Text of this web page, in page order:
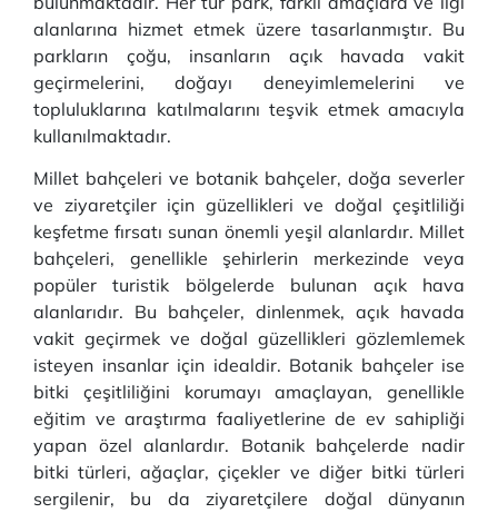
alanlarına hizmet etmek üzere tasarlanmıştır. Bu
parkların çoğu, insanların açık havada vakit
geçirmelerini, doğayı deneyimlemelerini ve
topluluklarına katılmalarını teşvik etmek amacıyla
kullanılmaktadır.
Millet bahçeleri ve botanik bahçeler, doğa severler
ve ziyaretçiler için güzellikleri ve doğal çeşitliliği
keşfetme fırsatı sunan önemli yeşil alanlardır. Millet
bahçeleri, genellikle şehirlerin merkezinde veya
popüler turistik bölgelerde bulunan açık hava
alanlarıdır. Bu bahçeler, dinlenmek, açık havada
vakit geçirmek ve doğal güzellikleri gözlemlemek
isteyen insanlar için idealdir. Botanik bahçeler ise
bitki çeşitliliğini korumayı amaçlayan, genellikle
eğitim ve araştırma faaliyetlerine de ev sahipliği
yapan özel alanlardır. Botanik bahçelerde nadir
bitki türleri, ağaçlar, çiçekler ve diğer bitki türleri
sergilenir, bu da ziyaretçilere doğal dünyanın